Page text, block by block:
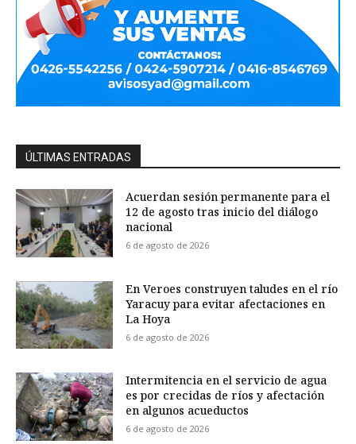
ÚLTIMAS ENTRADAS
Acuerdan sesión permanente para el
12 de agosto tras inicio del diálogo
nacional
6 de agosto de 2026
En Veroes construyen taludes en el río
Yaracuy para evitar afectaciones en
La Hoya
6 de agosto de 2026
Intermitencia en el servicio de agua
es por crecidas de ríos y afectación
en algunos acueductos
6 de agosto de 2026